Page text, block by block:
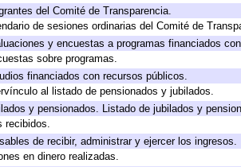
del Comité de Transparencia.
de sesiones ordinarias del Comité de
y encuestas a programas financiados
sobre programas.
financiados con recursos públicos.
al listado de pensionados y jubilados.
y pensionados. Listado de jubilados y
recibidos.
de recibir, administrar y ejercer los ingresos.
en dinero realizadas.